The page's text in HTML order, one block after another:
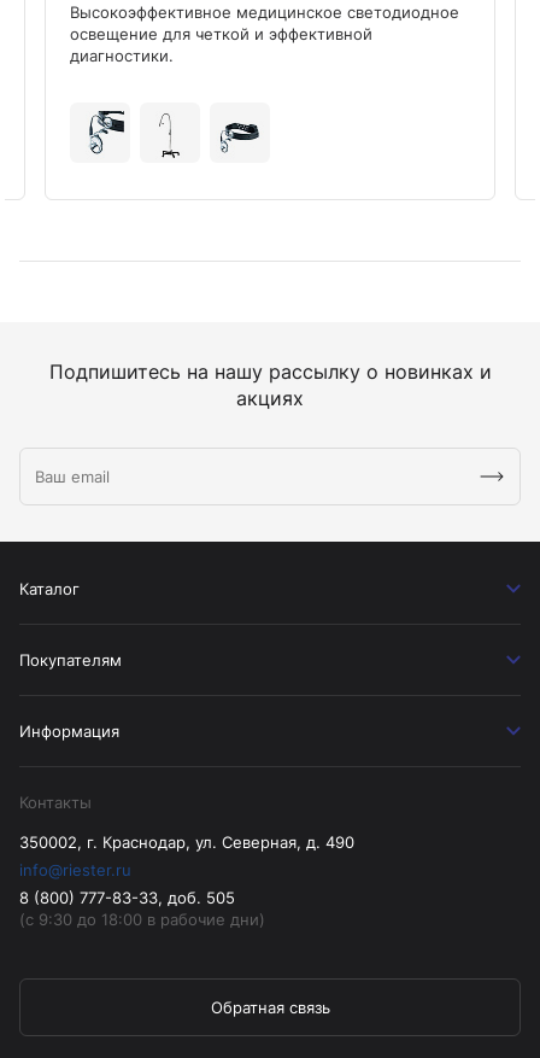
Высокоэффективное медицинское светодиодное
освещение для четкой и эффективной
диагностики.
Подпишитесь на нашу рассылку о новинках и
акциях
Каталог
Покупателям
Информация
Контакты
350002, г. Краснодар, ул. Северная, д. 490
info@riester.ru
8 (800) 777-83-33, доб. 505
(с 9:30 до 18:00 в рабочие дни)
Обратная связь